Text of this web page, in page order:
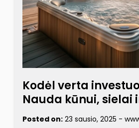
Kodėl verta
Nauda kūnui, sielai
Posted on: 23 sausio, 2025 -